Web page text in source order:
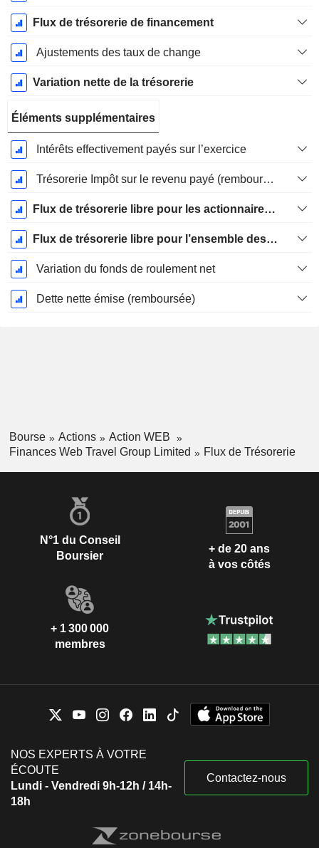
Flux de trésorerie de financement
Ajustements des taux de change
Variation nette de la trésorerie
Éléments supplémentaires
Intérêts effectivement payés sur l’exercice
Trésorerie Impôt sur le revenu payé (remboursement)Impôt effectivement payé (remboursé) sur l’exercice
Flux de trésorerie libre pour les actionnaires FCFE
Flux de trésorerie libre pour l’ensemble des pourvoyeurs de fonds (créanciers et actionnaires) FCFF
Variation du fonds de roulement net
Dette nette émise (remboursée)
Bourse Actions
Action WEB
Finances Web Travel Group Limited
Flux de Trésorerie
N°1 du Conseil
Boursier
+ de 20 ans
à vos côtés
+ 1 300 000
membres
NOS EXPERTS À VOTRE
ÉCOUTE
Lundi - Vendredi 9h-12h / 14h-
18h
Contactez-nous